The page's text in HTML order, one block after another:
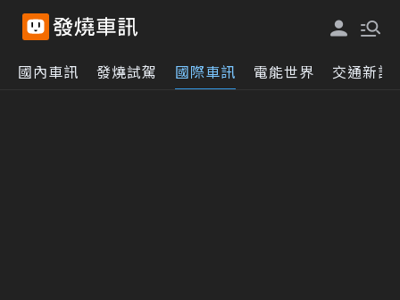
國內車訊 發燒試駕 國際車訊 電能世界 交通新訊